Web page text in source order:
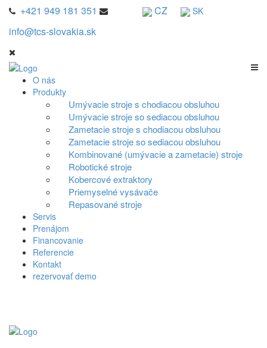
+421 949 181 351
info@tcs-slovakia.sk
CZ SK
O nás
Produkty
Umývacie stroje s chodiacou obsluhou
Umývacie stroje so sediacou obsluhou
Zametacie stroje s chodiacou obsluhou
Zametacie stroje so sediacou obsluhou
Kombinované (umývacie a zametacie) stroje
Robotické stroje
Kobercové extraktory
Priemyselné vysávače
Repasované stroje
Servis
Prenájom
Financovanie
Referencie
Kontakt
rezervovať demo